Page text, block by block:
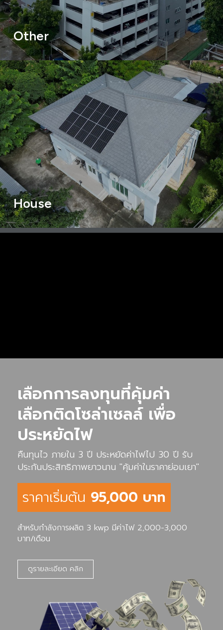
Other
House
เลือกการลงทุนที่คุ้มค่า
เลือกติดโซล่าเซลล์ เพื่อ
ประหยัดไฟ
คืนทุนไว ภายใน 3 ปี ประหยัดค่าไฟไป 30 ปี รับ
ประกันประสิทธิภาพยาวนาน "คุ้มค่าในราคาย่อมเยา"
ราคาเริ่มต้น 95,000 บาท
สำหรับกำลังการผลิต 3 kwp มีค่าไฟ 2,000-3,000
บาท/เดือน
ดูรายละเอียด คลิก